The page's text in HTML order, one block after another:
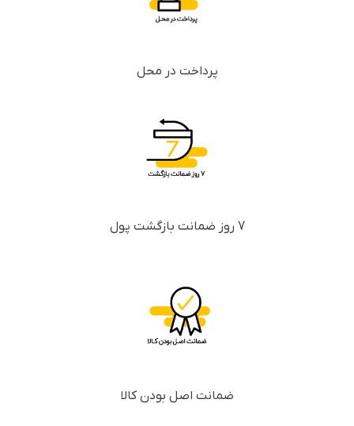
پرداخت در محل
7 روز ضمانت بازگشت پول
ضمانت اصل بودن کالا